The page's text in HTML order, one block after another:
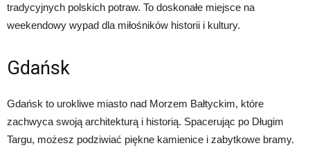
tradycyjnych polskich potraw. To doskonałe miejsce na
weekendowy wypad dla miłośników historii i kultury.
Gdańsk
Gdańsk to urokliwe miasto nad Morzem Bałtyckim, które
zachwyca swoją architekturą i historią. Spacerując po Długim
Targu, możesz podziwiać piękne kamienice i zabytkowe bramy.